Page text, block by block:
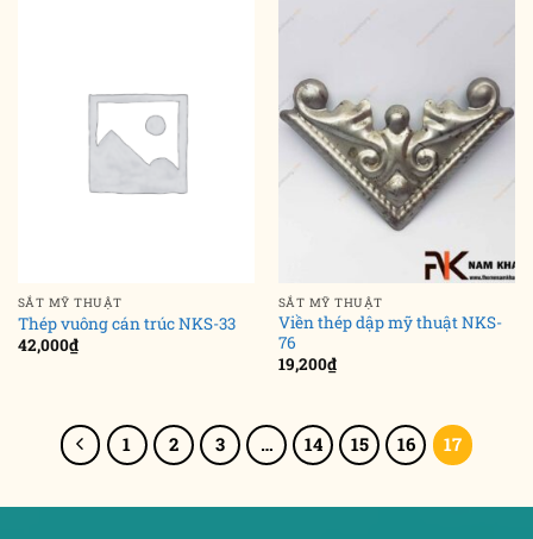
SẮT MỸ THUẬT
Thép vuông cán trúc NKS-33
42,000₫
SẮT MỸ THUẬT
Viền thép dập mỹ thuật NKS-
76
19,200₫
1 2 3 … 14 15 16 17